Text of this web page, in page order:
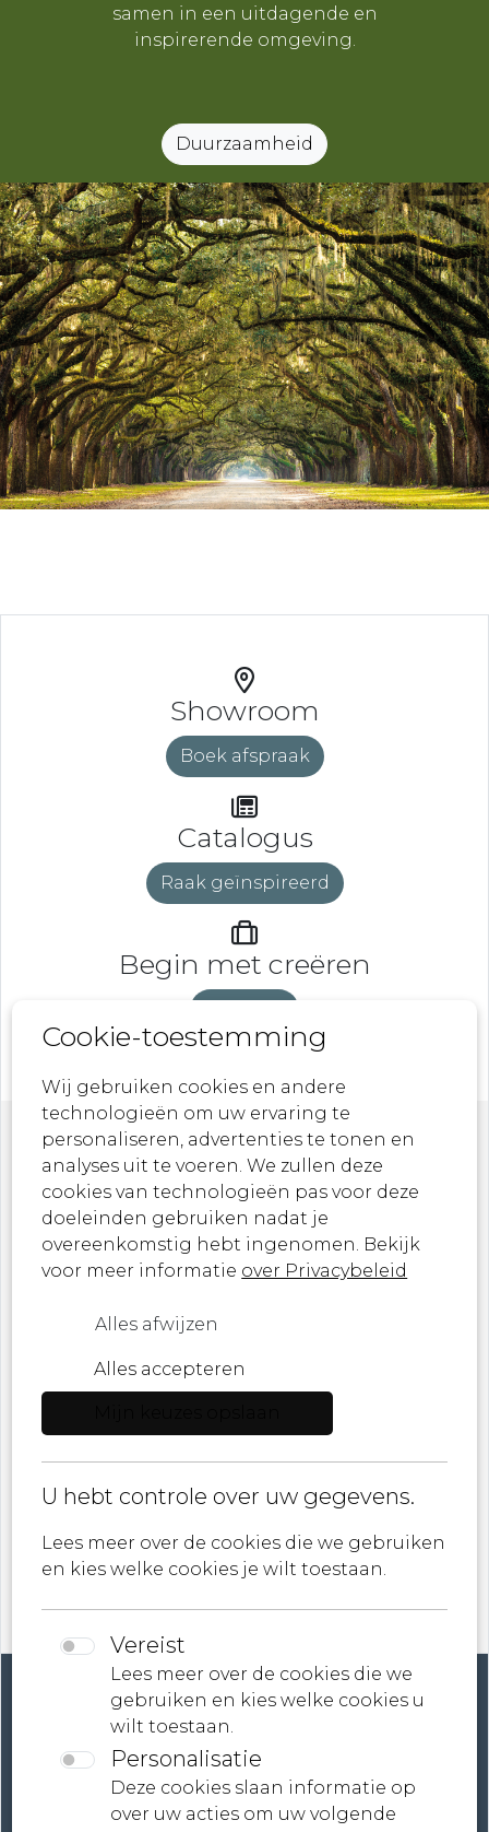
samen in een uitdagende en
inspirerende omgeving.
Duurzaamheid
Showroom
Boek afspraak
Catalogus
Raak geïnspireerd
Begin met creëren
Nieuwsbrief
Laat je inspireren door onze nieuwste
ontwerpen, kunstwerken en aankomende
evenementen!
Ik ben een ...
ik ga akkoord met Privacybeleid
Account
Cookie-toestemming
Wij gebruiken cookies en andere
technologieën om uw ervaring te
personaliseren, advertenties te tonen en
analyses uit te voeren. We zullen deze
cookies van technologieën pas voor deze
doeleinden gebruiken nadat je
overeenkomstig hebt ingenomen. Bekijk
voor meer informatie over Privacybeleid
Alles afwijzen
Alles accepteren
U hebt controle over uw gegevens.
Lees meer over de cookies die we gebruiken
en kies welke cookies je wilt toestaan.
Vereist
Lees meer over de cookies die we
gebruiken en kies welke cookies u
wilt toestaan.
Personalisatie
Deze cookies slaan informatie op
over uw acties om uw volgende